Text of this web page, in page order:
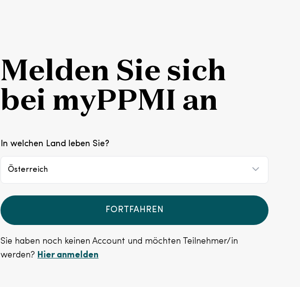
Melden Sie sich
bei myPPMI an
In welchen Land leben Sie?
Österreich
FORTFAHREN
Sie haben noch keinen Account und möchten Teilnehmer/in
werden? Hier anmelden